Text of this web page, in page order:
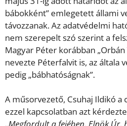
bábokként” emlegetett állami
távozzanak. Az adatvédelmi
nem szerepelt szó szerint a
Magyar Péter korábban
nevezte Péterfalvit is, az általa
pedig „bábhatóságnak”.
A műsorvezető, Csuhaj Ildikó a
ezzel kapcsolatban azt